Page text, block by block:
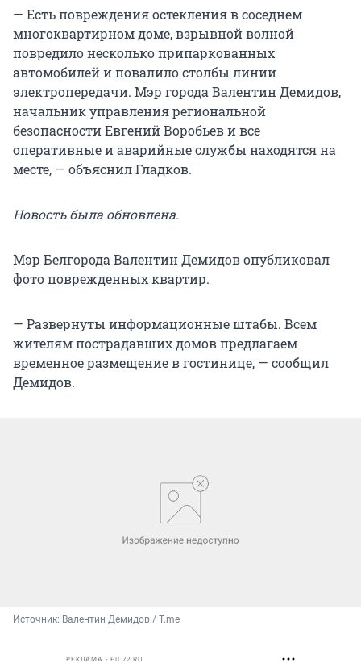
— Есть повреждения остекления в соседнем
многоквартирном доме, взрывной волной
повредило несколько припаркованных
автомобилей и повалило столбы линии
электропередачи. Мэр города Валентин Демидов,
начальник управления региональной
безопасности Евгений Воробьев и все
оперативные и аварийные службы находятся на
месте, — объяснил Гладков.
Новость была обновлена.
Мэр Белгорода Валентин Демидов опубликовал
фото поврежденных квартир.
— Развернуты информационные штабы. Всем
жителям пострадавших домов предлагаем
временное размещение в гостинице, — сообщил
Демидов.
Источник: Валентин Демидов / T.me
РЕКЛАМА • FIL72.RU